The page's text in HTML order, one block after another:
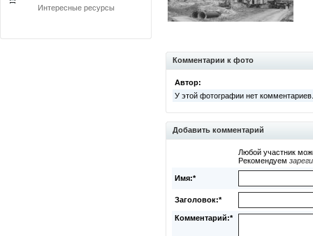
Интересные ресурсы
Комментарии к фото
Автор:
У этой фотографии нет комментариев.
Добавить комментарий
Любой участник
Рекомендуем
Имя:*
Заголовок:*
Комментарий:*